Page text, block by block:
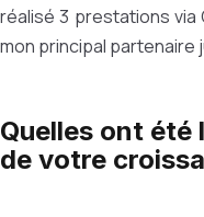
réalisé 3 prestations via
mon principal partenaire
Quelles ont été
de votre